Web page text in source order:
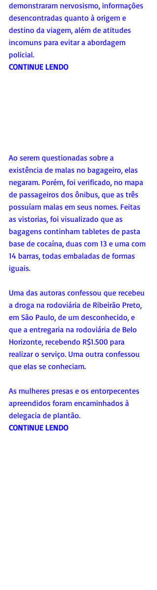
demonstraram nervosismo, informações
desencontradas quanto à origem e
destino da viagem, além de atitudes
incomuns para evitar a abordagem
policial.
CONTINUE LENDO
Ao serem questionadas sobre a
existência de malas no bagageiro, elas
negaram. Porém, foi verificado, no mapa
de passageiros dos ônibus, que as três
possuíam malas em seus nomes. Feitas
as vistorias, foi visualizado que as
bagagens continham tabletes de pasta
base de cocaína, duas com 13 e uma com
14 barras, todas embaladas de formas
iguais.
Uma das autoras confessou que recebeu
a droga na rodoviária de Ribeirão Preto,
em São Paulo, de um desconhecido, e
que a entregaria na rodoviária de Belo
Horizonte, recebendo R$1.500 para
realizar o serviço. Uma outra confessou
que elas se conheciam.
As mulheres presas e os entorpecentes
apreendidos foram encaminhados à
delegacia de plantão.
CONTINUE LENDO